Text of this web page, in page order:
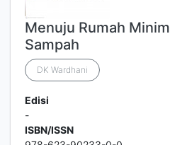
Menuju Rumah Minim
Sampah
DK Wardhani
Edisi
-
ISBN/ISSN